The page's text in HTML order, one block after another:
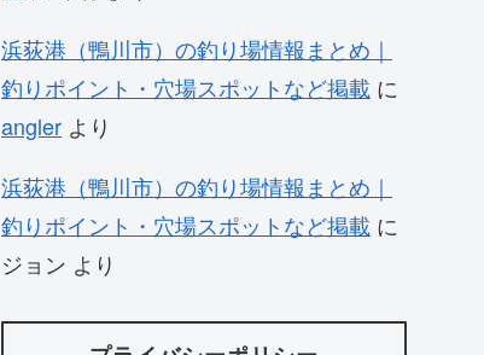
浜荻港（鴨川市）の釣り場情報まとめ｜
釣りポイント・穴場スポットなど掲載 に
angler より
浜荻港（鴨川市）の釣り場情報まとめ｜
釣りポイント・穴場スポットなど掲載 に
ジョン より